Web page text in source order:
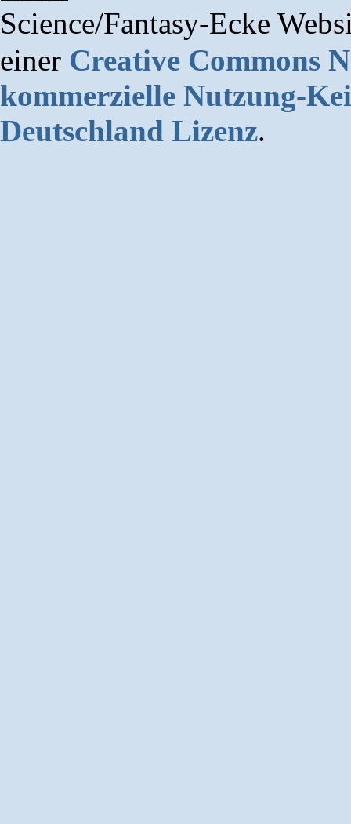
Science/Fantasy-Ecke
einer Creative Commons
kommerzielle Nutzung-
Deutschland Lizenz.